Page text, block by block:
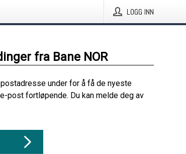
LOGG INN
fra Bane NOR
under for å få de nyeste
post fortløpende. Du kan melde deg av